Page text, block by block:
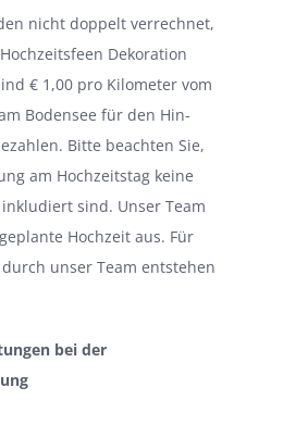
nicht doppelt verrechnet,
Dekoration
€ 1,00 pro Kilometer vom
Bodensee für den Hin-
Bitte beachten Sie,
am Hochzeitstag keine
sind. Unser Team
Hochzeit aus. Für
unser Team entstehen
bei der